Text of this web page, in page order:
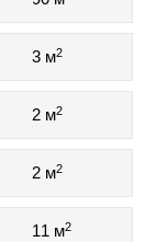
3 м2
2 м2
2 м2
11 м2